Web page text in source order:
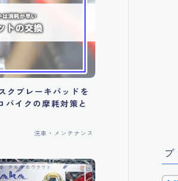
クブレーキパッドを
バイクの摩耗対策と
洗車・メンテナンス